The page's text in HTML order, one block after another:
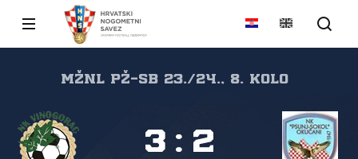
MŽNL PŽ-SB 23./24., 8. kolo
3 : 2